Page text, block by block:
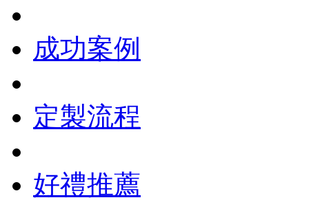
成功案例
定製流程
好禮推薦